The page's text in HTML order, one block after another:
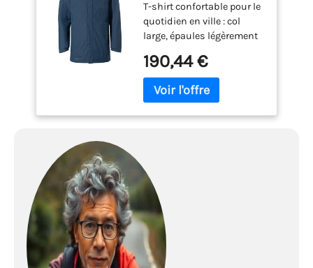
T-shirt confortable pour le
quotidien en ville : col
large, épaules légèrement
coupe-vent Matériau 2
couches Manches
préformées
190,44 €